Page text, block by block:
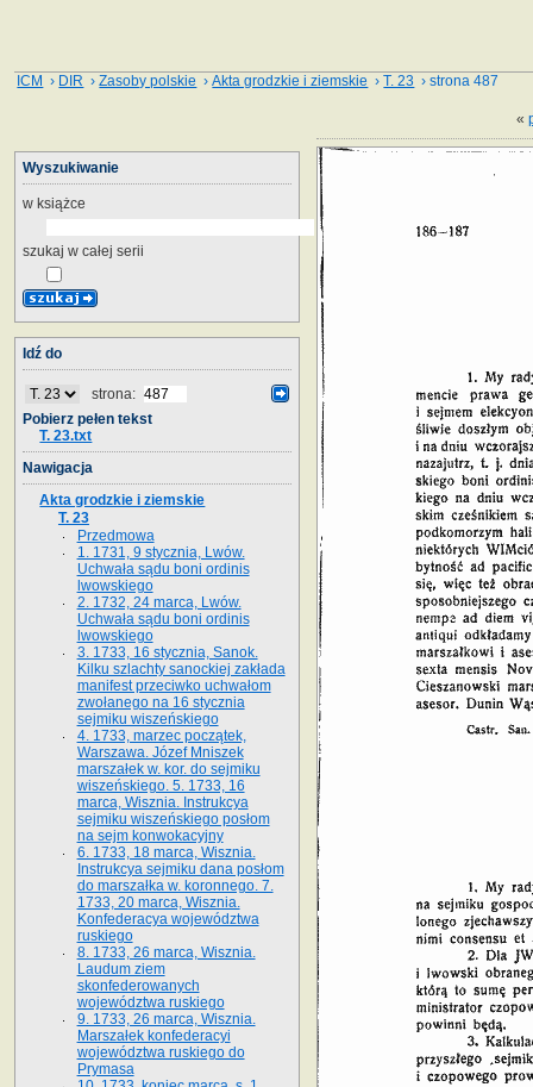
ICM › DIR ›Zasoby polskie ›Akta grodzkie i ziemskie ›T. 23 › strona 487
«
Wyszukiwanie
w książce
szukaj w całej serii
Idź do
strona:
Pobierz pełen tekst
T. 23.txt
Nawigacja
Akta grodzkie i ziemskie
T. 23
Przedmowa
1. 1731, 9 stycznia, Lwów.
Uchwała sądu boni ordinis
lwowskiego
2. 1732, 24 marca, Lwów.
Uchwała sądu boni ordinis
lwowskiego
3. 1733, 16 stycznia, Sanok.
Kilku szlachty sanockiej zakłada
manifest przeciwko uchwałom
zwołanego na 16 stycz­nia
sejmiku wiszeńskiego
4. 1733, marzec początek,
Warszawa. Józef Mniszek
marszałek w. kor. do sejmiku
wiszeńskiego. 5. 1733, 16
marca, Wisznia. Instrukcya
sejmiku wiszeńskiego posłom
na sejm konwokacyjny
6. 1733, 18 marca, Wisznia.
Instrukcya sejmiku dana posłom
do marszałka w. koronnego. 7.
1733, 20 marca, Wisznia.
Konfederacya województwa
ruskiego
8. 1733, 26 marca, Wisznia.
Laudum ziem
skonfederowanych
województwa ruskiego
9. 1733, 26 marca, Wisznia.
Marszałek konfederacyi
województwa ruskiego do
Prymasa